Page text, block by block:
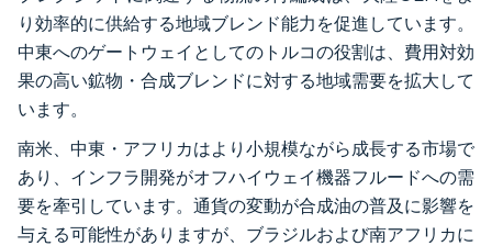
り効率的に供給する地域ブレンド能力を促進しています。
中東へのゲートウェイとしてのトルコの役割は、費用対効
果の高い鉱物・合成ブレンドに対する地域需要を拡大して
います。
南米、中東・アフリカはより小規模ながら成長する市場で
あり、インフラ開発がオフハイウェイ機器フルードへの需
要を牽引しています。通貨の変動が合成油の普及に影響を
与える可能性がありますが、ブラジルおよび南アフリカに